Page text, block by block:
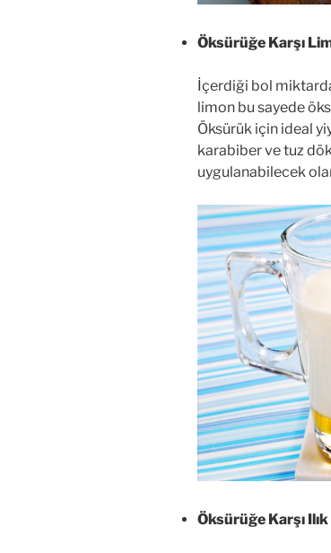
Öksürüğe Karşı
İçerdiği bol
limon bu sayede
Öksürük için ideal
karabiber ve tuz
uygulanabilecek
Öksürüğe Karşı